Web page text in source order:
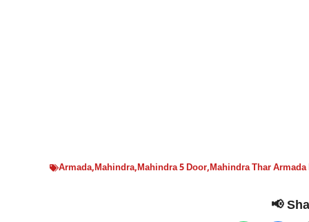
Armada,Mahindra,Mahindra 5 Door,Mahindra Thar Armada
📢